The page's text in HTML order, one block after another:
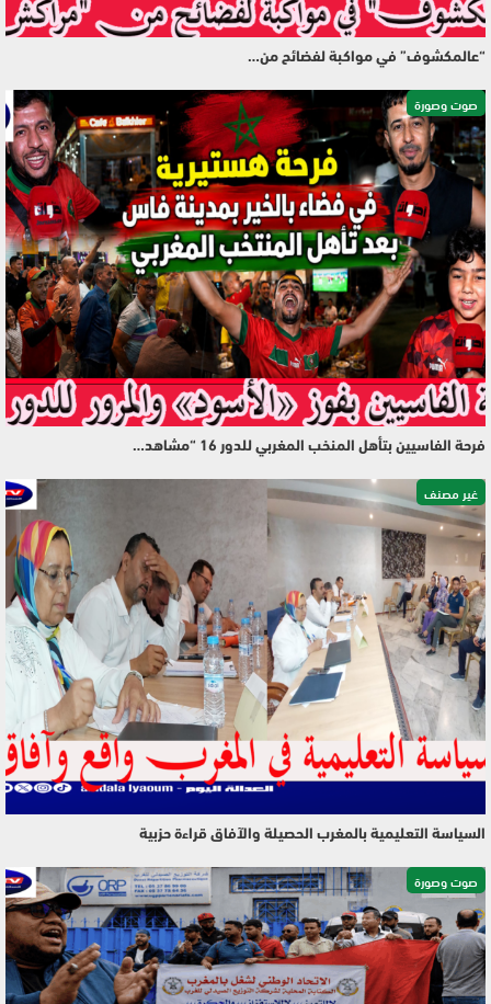
“عالمكشوف” في مواكبة لفضائح من…
صوت وصورة
فرحة الفاسيين بتأهل المنخب المغربي للدور 16 “مشاهد…
غير مصنف
السياسة التعليمية بالمغرب الحصيلة والآفاق قراءة حزبية
صوت وصورة